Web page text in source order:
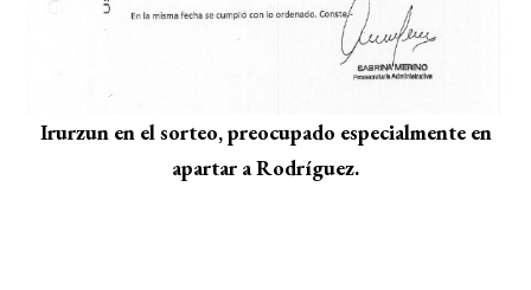
Irurzun en el sorteo, preocupado especialmente en
apartar a Rodríguez.